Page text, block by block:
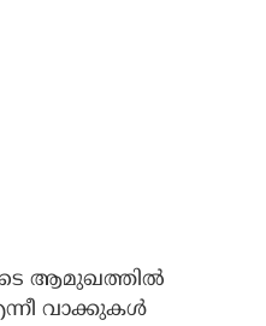
ആമുഖത്തില്‍
വാക്കുകള്‍